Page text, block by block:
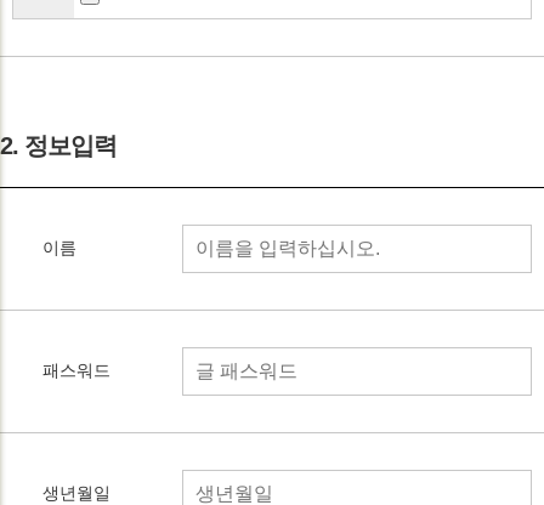
2. 정보입력
이름
패스워드
생년월일